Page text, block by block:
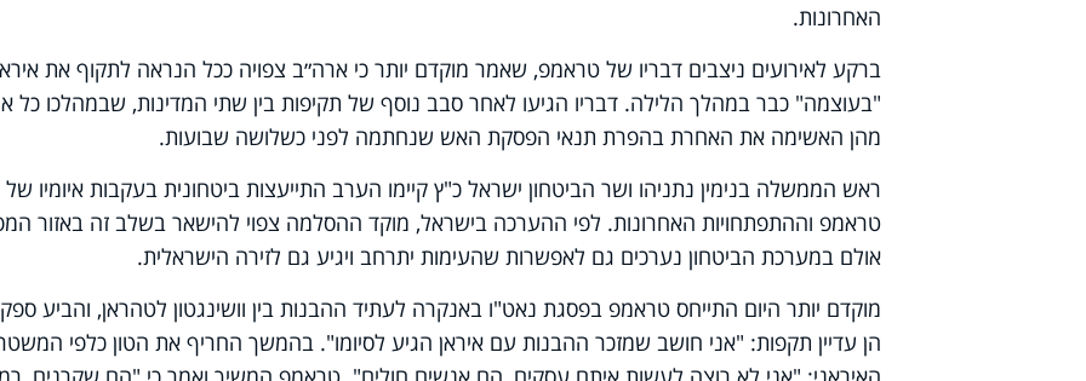
האחרונות.
ברקע לאירועים ניצבים דבריו של טראמפ, שאמר מוקדם יותר כי ארה״ב צפויה ככל הנראה לתקוף את
"בעוצמה" כבר במהלך הלילה. דבריו הגיעו לאחר סבב נוסף של תקיפות בין שתי המדינות, שבמהלכו כל
מהן האשימה את האחרת בהפרת תנאי הפסקת האש שנחתמה לפני כשלושה שבועות.
ראש הממשלה בנימין נתניהו ושר הביטחון ישראל כ"ץ קיימו הערב התייעצות ביטחונית בעקבות איומיו של
טראמפ וההתפתחויות האחרונות. לפי ההערכה בישראל, מוקד ההסלמה צפוי להישאר בשלב זה באזור
אולם במערכת הביטחון נערכים גם לאפשרות שהעימות יתרחב ויגיע גם לזירה הישראלית.
מוקדם יותר היום התייחס טראמפ בפסגת נאט"ו באנקרה לעתיד ההבנות בין וושינגטון לטהראן, והביע
הן עדיין תקפות: "אני חושב שמזכר ההבנות עם איראן הגיע לסיומו". בהמשך החריף את הטון כלפי